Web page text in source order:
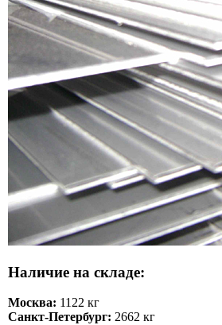
Наличие на складе:
Москва: 1122 кг
Санкт-Петербург: 2662 кг